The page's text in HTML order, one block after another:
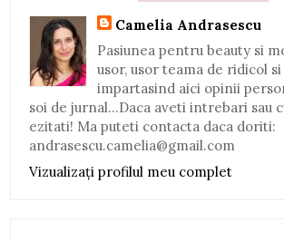
Camelia Andrasescu
Pasiunea pentru beauty si
usor, usor teama de ridicol
impartasind aici opinii
soi de jurnal...Daca aveti intrebari sau
ezitati! Ma puteti contacta daca doriti:
andrasescu.camelia@gmail.com
Vizualizați profilul meu complet